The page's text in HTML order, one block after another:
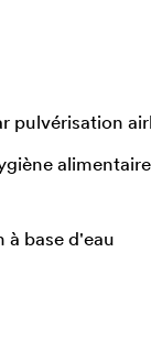
pulvérisation
base d'eau